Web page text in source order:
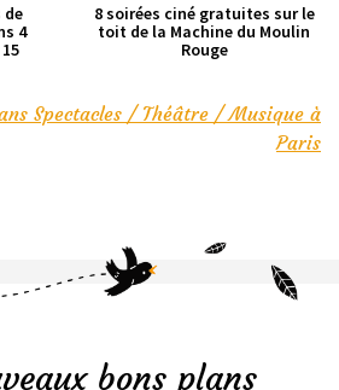
de
4
8 soirées ciné gratuites sur le
toit de la Machine du Moulin
Rouge
Spectacles / Théâtre / Musique à
Paris
bons plans